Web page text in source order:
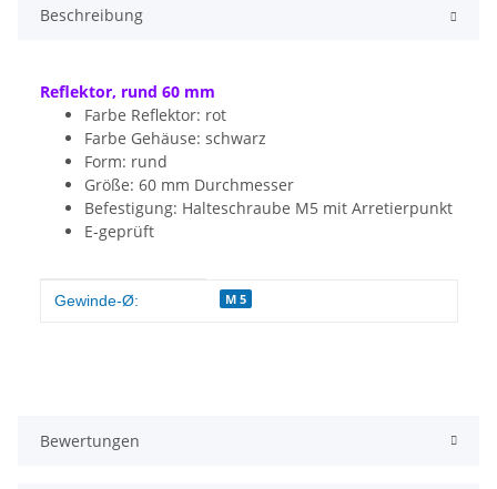
Beschreibung
Reflektor, rund 60 mm
Farbe Reflektor: rot
Farbe Gehäuse: schwarz
Form: rund
Größe: 60 mm Durchmesser
Befestigung: Halteschraube M5 mit Arretierpunkt
E-geprüft
Produkteigenschaft
Wert
Gewinde-Ø: M 5
Bewertungen